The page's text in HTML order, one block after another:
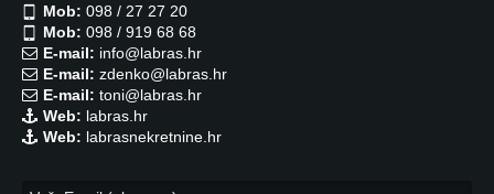
Mob: 098 / 27 27 20
Mob: 098 / 919 68 68
E-mail: info@labras.hr
E-mail: zdenko@labras.hr
E-mail: toni@labras.hr
Web: labras.hr
Web: labrasnekretnine.hr